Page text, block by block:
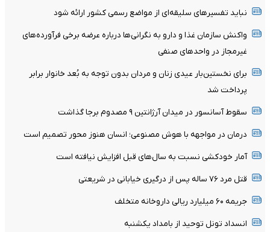
نباید تفسیرهای سلیقه‌ای از مواضع رسمی کشور ارائه شود
واکنش سازمان غذا و دارو به نگرانی‌ها درباره عرضه برخی فرآورده‌های
غیرمجاز در واحدهای صنفی
برای نخستین‌بار عیدی زنان و مردان بدون توجه به بُعد خانوار برابر
پرداخت شد
سقوط آسانسور در میدان آرژانتین ۹ مصدوم برجا گذاشت
درمان در مواجهه با هوش مصنوعی؛ انسان هنوز محور تصمیم است
آمار خودکشی نسبت به سال‌های قبل افزایش نیافته است
قتل مرد ۷۶ ساله پس از درگیری خیابانی در شریعتی
جریمه ۶۰ میلیارد ریالی داروخانه متخلف
انسداد تونل توحید از بامداد یکشنبه